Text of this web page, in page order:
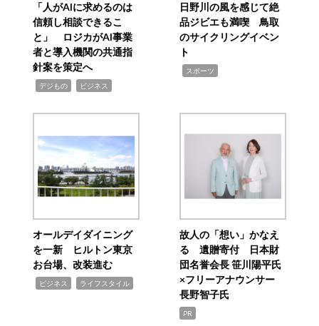
「人がAIに求めるのは
信頼し相談できるこ
と」 ロジカがAI事業
者と導入機関の共通指
針案を策定へ
デジもの ビジネス
日野川の風を感じて絶
品ジビエも満喫 鳥取
のサイクリングイベン
ト
スポーツ
オールデイダイニング
を一新 ヒルトン東京
お台場、改装進む
ビジネス ライフスタイル
故人の「想い」かなえ
る 遺贈寄付 日本財
団名誉会長 笹川陽平氏
×フリーアナウンサー
長野智子氏
PR